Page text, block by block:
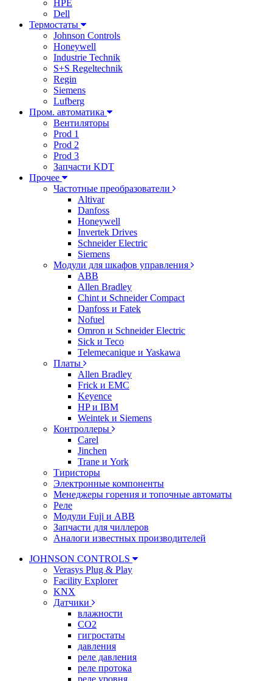
HPE
Dell
Термостаты
Johnson Controls
Honeywell
Industrie Technik
S+S Regeltechnik
Regin
Siemens
Lufberg
Пром. автоматика
Вентиляторы
Prod 1
Prod 2
Prod 3
Запчасти KDT
Прочее
Частотные преобразователи
Altivar
Danfoss
Honeywell
Invertek Drives
Schneider Electric
Siemens
Модули для шкафов управления
ABB
Allen Bradley
Chint и Schneider Compact
Danfoss и Fatek
Nofuel
Omron и Schneider Electric
Sick и Teco
Telemecanique и Yaskawa
Платы
Allen Bradley
Frick и EMC
Keyence
HP и IBM
Weintek и Siemens
Контроллеры
Carel
Jinchen
Trane и York
Тиристоры
Электронные компоненты
Менеджеры горения и топочные автоматы
Реле
Модули Fuji и ABB
Запчасти для чиллеров
Аналоги известных производителей
JOHNSON CONTROLS
Verasys Plug & Play
Facility Explorer
KNX
Датчики
влажности
CO2
гигростаты
давления
реле давления
реле протока
реле уровня